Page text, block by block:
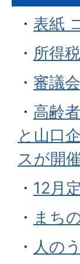
・ 表紙
・ 所得
・ 審議
・ 高齢
と山口
スが開
・ 12月
・ まち
・ 人の